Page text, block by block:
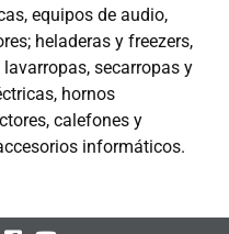
equipos de audio,
heladeras y freezers,
secarropas y
hornos
calefones y
informáticos.